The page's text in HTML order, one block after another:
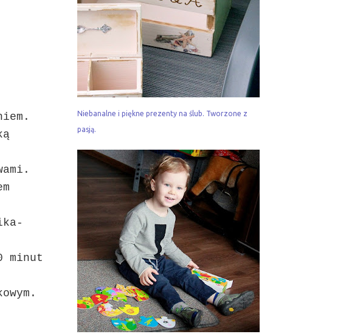
minut
Niebanalne i piękne prezenty na ślub. Tworzone z
pasją.